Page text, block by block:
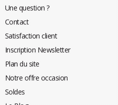
Une question ?
Contact
Satisfaction client
Inscription Newsletter
Plan du site
Notre offre occasion
Soldes